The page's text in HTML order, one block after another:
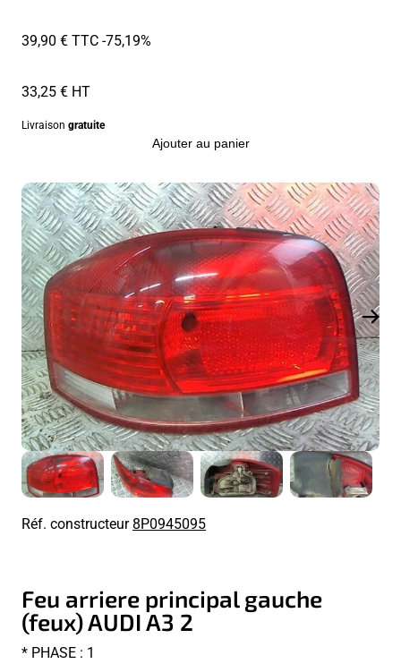
39,90 € TTC-75,19%
33,25 € HT
Livraison gratuite
Ajouter au panier
Réf. constructeur8P0945095
Feu arriere principal gauche
(feux) AUDI A3 2
* PHASE : 1